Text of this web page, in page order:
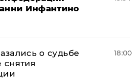
Инфантино
о судьбе
18:00